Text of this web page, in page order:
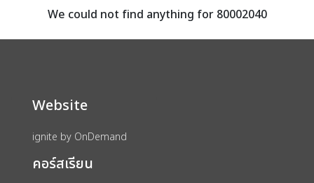
assignment ลงทะเบียน
We could not find anything for 80002040
Website
ignite by OnDemand
คอร์สเรียน